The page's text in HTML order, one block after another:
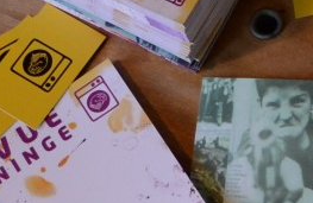
Poétiques / Revista de Artes Poéticos
: BERNARD